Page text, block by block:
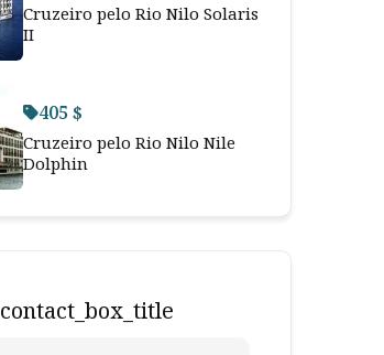
Cruzeiro pelo Rio Nilo Solaris
II
405 $
Cruzeiro pelo Rio Nilo Nile
Dolphin
contact_box_title